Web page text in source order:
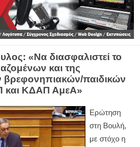
«Να διασφαλιστεί το
και της
βρεφονηπιακών/παιδικών
και ΚΔΑΠ ΑμεΑ»
Ερώτηση
στη Βουλή,
με στόχο η